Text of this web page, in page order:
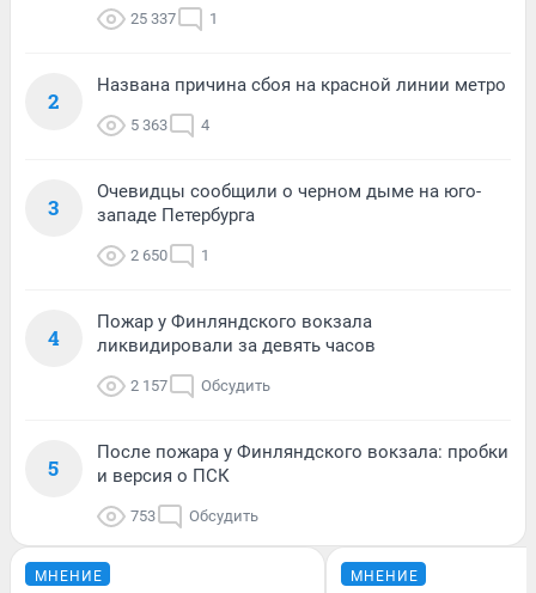
25 337 1
2
Названа причина сбоя на красной линии метро
5 363 4
3
Очевидцы сообщили о черном дыме на юго-
западе Петербурга
2 650 1
4
Пожар у Финляндского вокзала
ликвидировали за девять часов
2 157 Обсудить
5
После пожара у Финляндского вокзала: пробки
и версия о ПСК
753 Обсудить
МНЕНИЕ МНЕНИЕ